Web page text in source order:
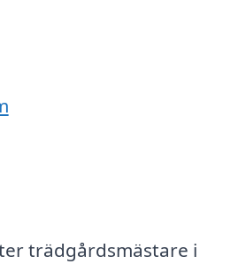
trädgårdsmästare i